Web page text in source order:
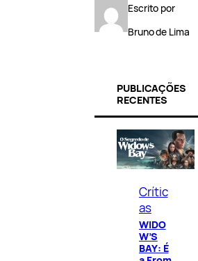
Escrito por
Bruno de Lima
PUBLICAÇÕES
RECENTES
Crític
as
WIDO
W’S
BAY: É